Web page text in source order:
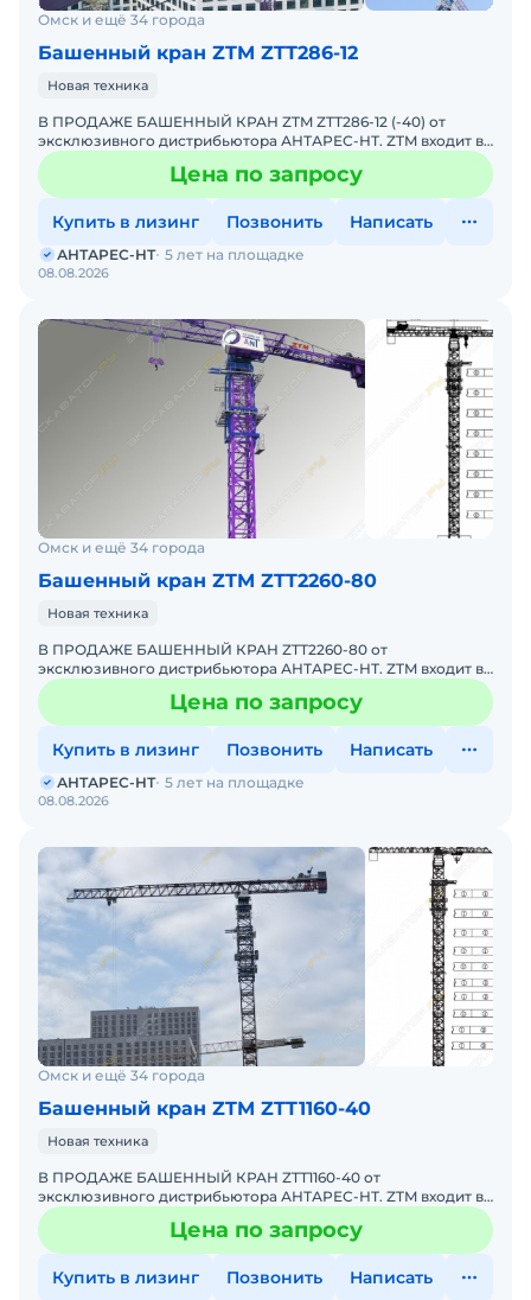
Омск и ещё 34 города
Башенный кран ZTM ZTT286-12
Новая техника
В ПРОДАЖЕ БАШЕННЫЙ КРАН ZTM ZTT286-12 (-40) от
эксклюзивного дистрибьютора АНТАРЕС-НТ. ZTM входит в
ТОП-10 мировых производителей башенных кранов.
Комплектация
Цена по запросу
Купить в лизинг Позвонить Написать
08.08.2026
АНТАРЕС-НТ 5 лет на площадке
Омск и ещё 34 города
Башенный кран ZTM ZTT2260-80
Новая техника
В ПРОДАЖЕ БАШЕННЫЙ КРАН ZTT2260-80 от
эксклюзивного дистрибьютора АНТАРЕС-НТ. ZTM входит в
ТОП-10 мировых производителей башенных кранов.
Комплектация крана ZTTЦена по запросу
Купить в лизинг Позвонить Написать
08.08.2026
АНТАРЕС-НТ 5 лет на площадке
Омск и ещё 34 города
Башенный кран ZTM ZTT1160-40
Новая техника
В ПРОДАЖЕ БАШЕННЫЙ КРАН ZTT1160-40 от
эксклюзивного дистрибьютора АНТАРЕС-НТ. ZTM входит в
ТОП-10 мировых производителей башенных кранов.
Комплектация крана ZTTЦена по запросу
Купить в лизинг Позвонить Написать